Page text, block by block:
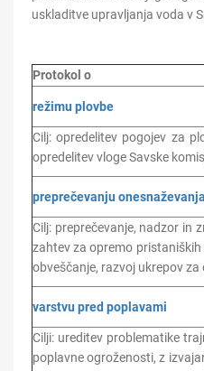
uskladitve upravljanja voda v
Protokol o
režimu plovbe
Cilj: opredelitev pogojev za
opredelitev vloge Savske
preprečevanju
Cilj: preprečevanje, nadzor in
zahtev za opremo
obveščanje, razvoj ukrepov
varstvu pred poplavami
Cilji: ureditev problematike
poplavne ogroženosti, z